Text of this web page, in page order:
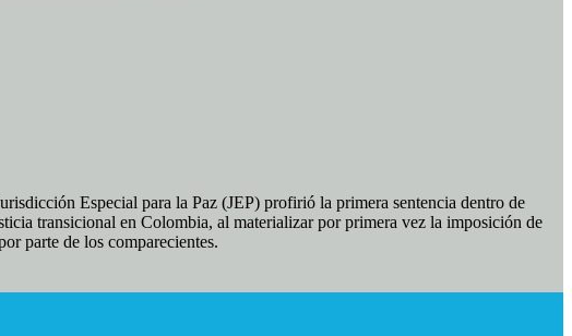
Especial para la Paz (JEP) profirió la primera sentencia dentro de
transicional en Colombia, al materializar por primera vez la imposición de
parte de los comparecientes.